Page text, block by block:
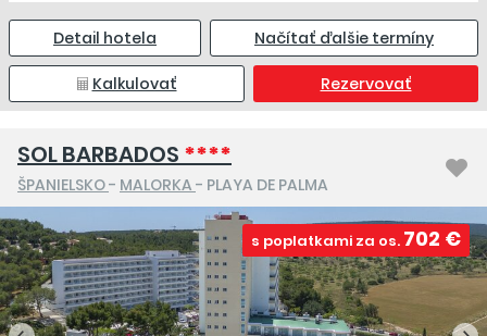
Detail hotela Načítať ďalšie termíny
Kalkulovať Rezervovať
SOL BARBADOS ****
ŠPANIELSKO- MALORKA - PLAYA DE PALMA
s poplatkami za os. 702 €